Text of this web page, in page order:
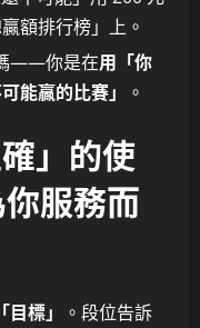
額排行榜」上。
——你是在用「你
能贏的比賽」
。
」的使
服務而
標」
。段位告訴